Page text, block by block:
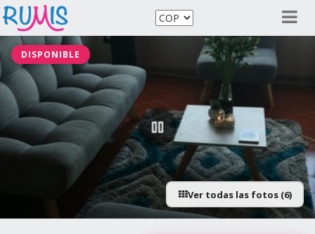
DISPONIBLE
Ver todas las fotos (6)